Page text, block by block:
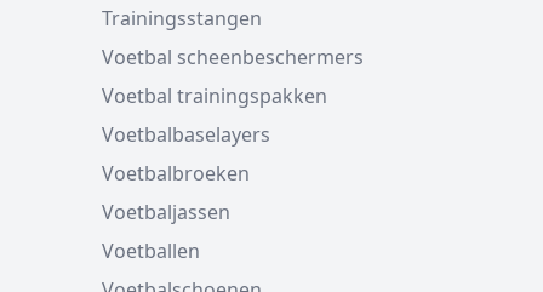
Trainingsstangen
Voetbal scheenbeschermers
Voetbal trainingspakken
Voetbalbaselayers
Voetbalbroeken
Voetbaljassen
Voetballen